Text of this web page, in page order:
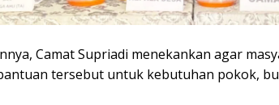
Camat Supriadi menekankan agar
tersebut untuk kebutuhan pokok,